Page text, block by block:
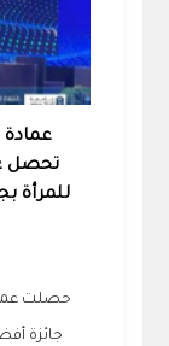
عمادة
تحصل
للمرأة
حصلت
جائزة